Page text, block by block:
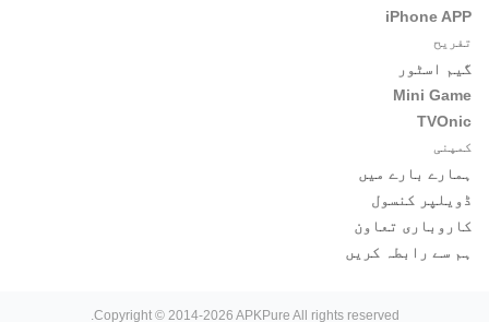
iPhone APP
تفریح
گیم اسٹور
Mini Game
TVOnic
کمپنی
ہمارے بارے میں
ڈویلپر کنسول
کاروباری تعاون
ہم سے رابطہ کریں
Copyright © 2014-2026 APKPure All rights reserved.